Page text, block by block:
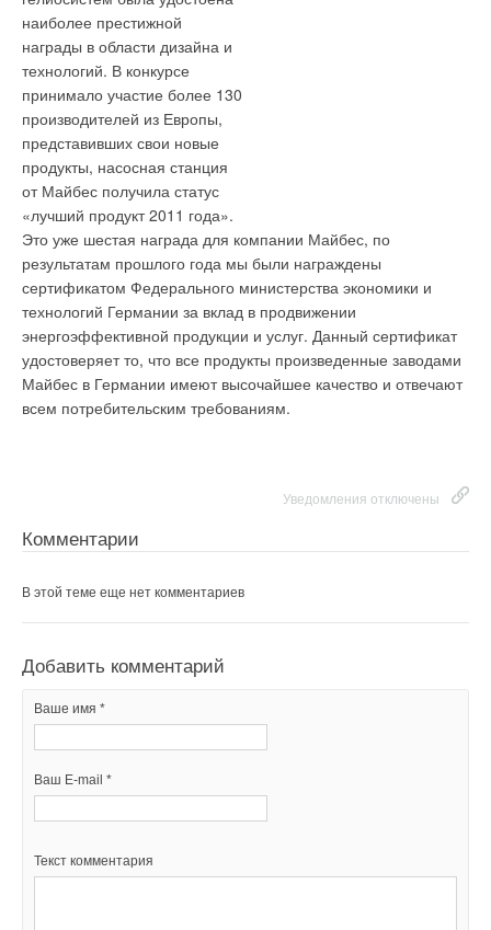
наиболее престижной
награды в области дизайна и
технологий. В конкурсе
принимало участие более 130
производителей из Европы,
представивших свои новые
продукты, насосная станция
от Майбес получила статус
«лучший продукт 2011 года».
Это уже шестая награда для компании Майбес, по
результатам прошлого года мы были награждены
сертификатом Федерального министерства экономики и
технологий Германии за вклад в продвижении
энергоэффективной продукции и услуг. Данный сертификат
удостоверяет то, что все продукты произведенные заводами
Майбес в Германии имеют высочайшее качество и отвечают
всем потребительским требованиям.
Уведомления отключены
Комментарии
В этой теме еще нет комментариев
Добавить комментарий
Ваше имя *
Ваш E-mail *
Текст комментария
выставке приняли участие более 300 экспонентов, а число
посетителей достигло 21 393 человека!
Выставка “Мир Климата” обещает стать ещё более
масштабной в 2012 году. О своем участии в предстоящей
выставке уже заявили многие ключевые компании: Aereco,
Alfa Laval, Carel, Ciat Distribution, CLIVET,Emerson, EBM-
Papst, GEA Klimatechnika, General Climate, Gree, ENCO,
Haier, Hidria IMP Klima, PETRA, Rosenberg, Siemens,
Soler&Palau, TROX, United Elements, Альянс, Белая Гвардия,
Благовест-С+, Бриз – Климатические Системы,
Вентиляционный завод «Лиссант», Венткор, Вентрейд,
Вертекс, ГК АЯК, Глобал Вент, Группа Нимал,Джонсон
Контролс, Евроклимат, Инрост, Корф, Лиссант-Комплект, РМ
Вент, Оптим, Промхолод, Промаэротехника, Русклимат,
СовПлим, Тадел, Тепломаш, Термокул, Техника Климата,
Техноклимат, Тэсто Рус, Фривент, Хиконикс, Черброк и др..
В этой теме еще нет комментариев
Комментарии
В этой теме еще нет комментариев
Добавить комментарий
Ваше имя *
Ваш E-mail *